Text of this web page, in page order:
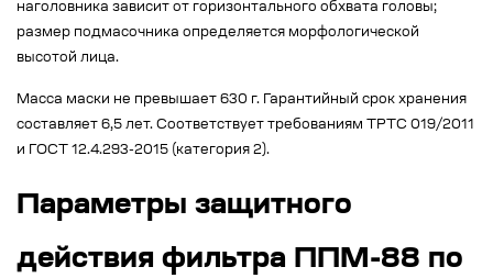
наголовника зависит от горизонтального обхвата головы;
размер подмасочника определяется морфологической
высотой лица.
Масса маски не превышает 630 г. Гарантийный срок хранения
составляет 6,5 лет. Соответствует требованиям ТРТС 019/2011
и ГОСТ 12.4.293-2015 (категория 2).
Параметры защитного
действия фильтра ППМ-88 по